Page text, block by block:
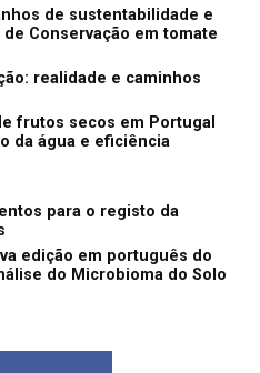
de sustentabilidade e
Conservação em tomate
realidade e caminhos
frutos secos em Portugal
da água e eficiência
para o registo da
edição em português do
do Microbioma do Solo